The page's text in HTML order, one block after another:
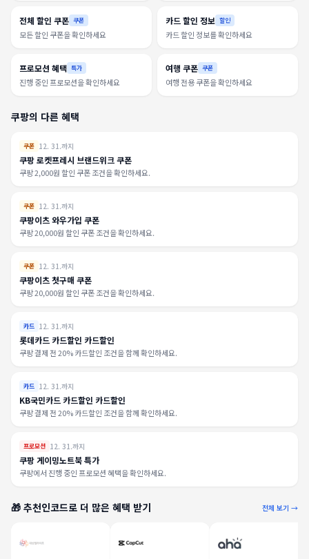
전체 할인 쿠폰 쿠폰
모든 할인 쿠폰을 확인하세요
카드 할인 정보 할인
카드 할인 정보를 확인하세요
프로모션 혜택 특가
진행 중인 프로모션을 확인하세요
여행 쿠폰 쿠폰
여행 전용 쿠폰을 확인하세요
쿠팡의 다른 혜택
쿠폰 12. 31.까지
쿠팡 로켓프레시 브랜드위크 쿠폰
쿠팡 2,000원 할인 쿠폰 조건을 확인하세요.
쿠폰 12. 31.까지
쿠팡이츠 와우가입 쿠폰
쿠팡 20,000원 할인 쿠폰 조건을 확인하세요.
쿠폰 12. 31.까지
쿠팡이츠 첫구매 쿠폰
쿠팡 20,000원 할인 쿠폰 조건을 확인하세요.
카드 12. 31.까지
롯데카드 카드할인 카드할인
쿠팡 결제 전 20% 카드할인 조건을 함께 확인하세요.
카드 12. 31.까지
KB국민카드 카드할인 카드할인
쿠팡 결제 전 20% 카드할인 조건을 함께 확인하세요.
프로모션 12. 31.까지
쿠팡 게이밍노트북 특가
쿠팡에서 진행 중인 프로모션 혜택을 확인하세요.
🎁 추천인코드로 더 많은 혜택 받기 전체 보기 →